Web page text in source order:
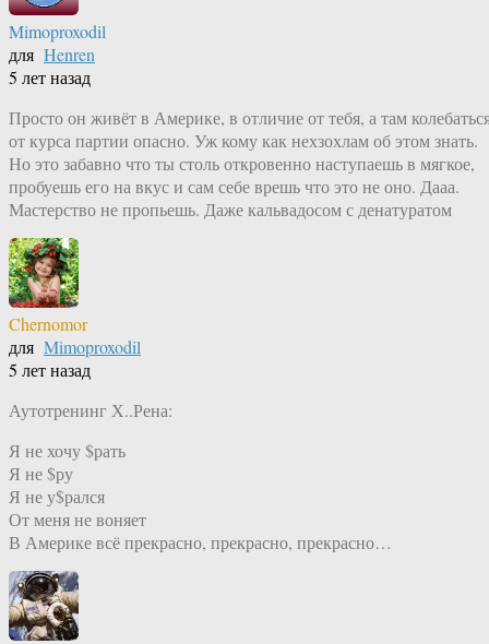
Mimoproxodil
для Henren
5 лет назад
Просто он живёт в Америке, в отличие от тебя, а там
от курса партии опасно. Уж кому как нехзохлам об этом знать.
Но это забавно что ты столь откровенно наступаешь в мягкое,
пробуешь его на вкус и сам себе врешь что это не оно. Дааа.
Мастерство не пропьешь. Даже кальвадосом с денатуратом
Chernomor
для Mimoproxodil
5 лет назад
Аутотренинг Х..Рена:
Я не хочу $рать
Я не $ру
Я не у$рался
От меня не воняет
В Америке всё прекрасно, прекрасно, прекрасно…